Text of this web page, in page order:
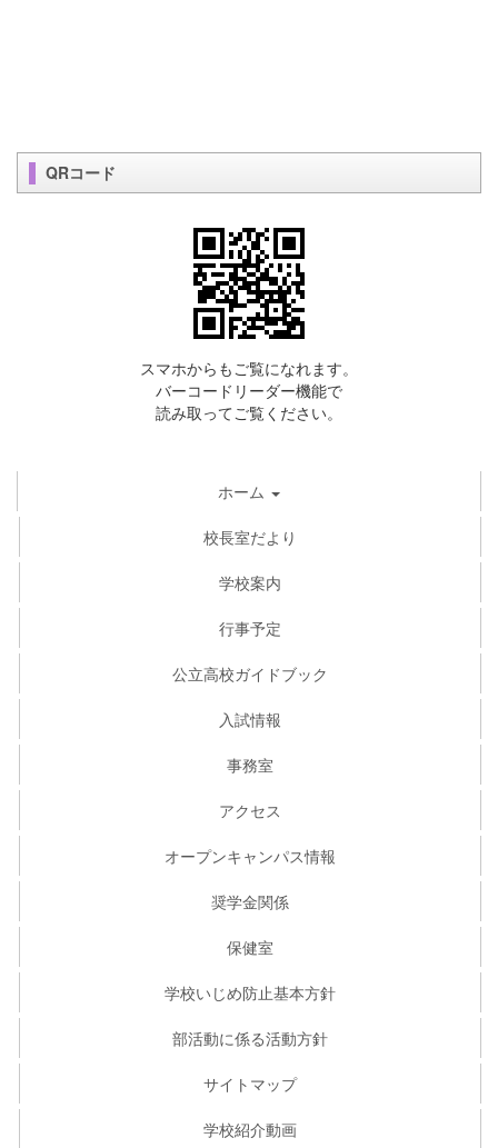
QRコード
スマホからもご覧になれます。
バーコードリーダー機能で
読み取ってご覧ください。
ホーム
校長室だより
学校案内
行事予定
公立高校ガイドブック
入試情報
事務室
アクセス
オープンキャンパス情報
奨学金関係
保健室
学校いじめ防止基本方針
部活動に係る活動方針
サイトマップ
学校紹介動画